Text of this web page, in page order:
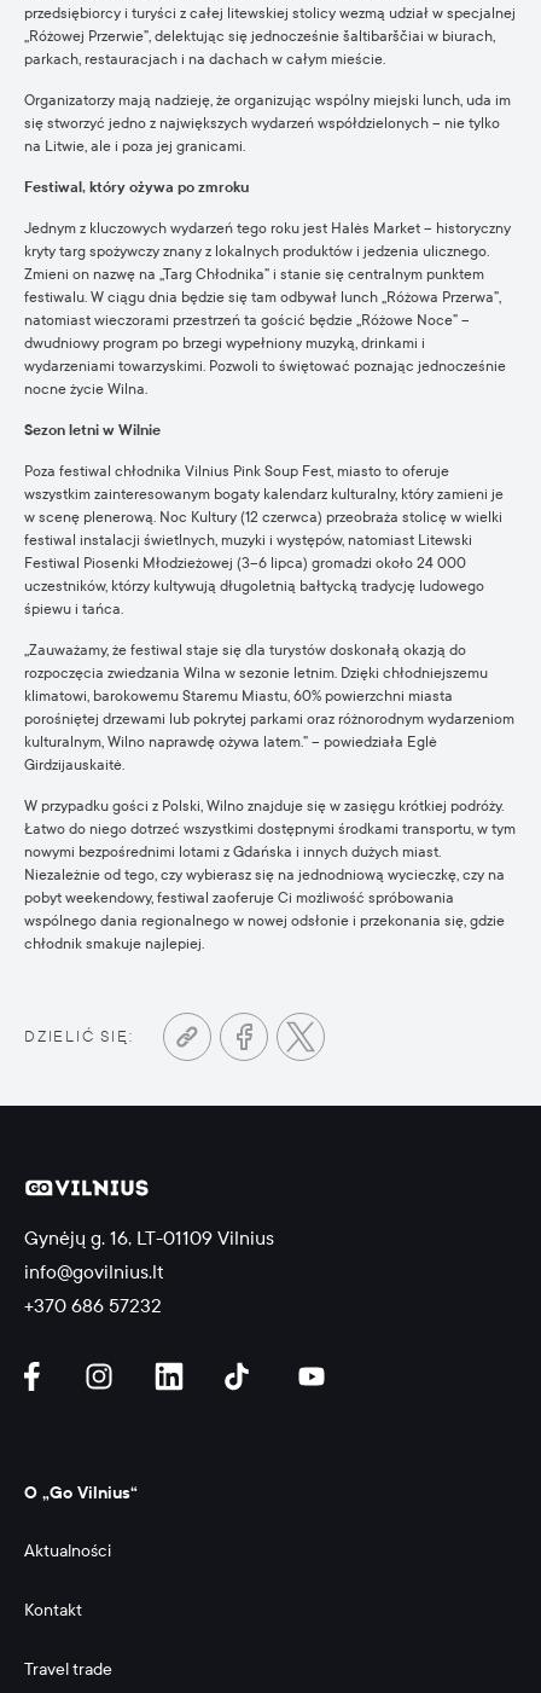
przedsiębiorcy i turyści z całej litewskiej stolicy wezmą udział w specjalnej
„Różowej Przerwie”, delektując się jednocześnie šaltibarščiai w biurach,
parkach, restauracjach i na dachach w całym mieście.
Organizatorzy mają nadzieję, że organizując wspólny miejski lunch, uda im
się stworzyć jedno z największych wydarzeń współdzielonych – nie tylko
na Litwie, ale i poza jej granicami.
Festiwal, który ożywa po zmroku
Jednym z kluczowych wydarzeń tego roku jest Halės Market – historyczny
kryty targ spożywczy znany z lokalnych produktów i jedzenia ulicznego.
Zmieni on nazwę na „Targ Chłodnika” i stanie się centralnym punktem
festiwalu. W ciągu dnia będzie się tam odbywał lunch „Różowa Przerwa”,
natomiast wieczorami przestrzeń ta gościć będzie „Różowe Noce” –
dwudniowy program po brzegi wypełniony muzyką, drinkami i
wydarzeniami towarzyskimi. Pozwoli to świętować poznając jednocześnie
nocne życie Wilna.
Sezon letni w Wilnie
Poza festiwal chłodnika Vilnius Pink Soup Fest, miasto to oferuje
wszystkim zainteresowanym bogaty kalendarz kulturalny, który zamieni je
w scenę plenerową. Noc Kultury (12 czerwca) przeobraża stolicę w wielki
festiwal instalacji świetlnych, muzyki i występów, natomiast Litewski
Festiwal Piosenki Młodzieżowej (3–6 lipca) gromadzi około 24 000
uczestników, którzy kultywują długoletnią bałtycką tradycję ludowego
śpiewu i tańca.
„Zauważamy, że festiwal staje się dla turystów doskonałą okazją do
rozpoczęcia zwiedzania Wilna w sezonie letnim. Dzięki chłodniejszemu
klimatowi, barokowemu Staremu Miastu, 60% powierzchni miasta
porośniętej drzewami lub pokrytej parkami oraz różnorodnym wydarzeniom
kulturalnym, Wilno naprawdę ożywa latem.” – powiedziała Eglė
Girdzijauskaitė.
W przypadku gości z Polski, Wilno znajduje się w zasięgu krótkiej podróży.
Łatwo do niego dotrzeć wszystkimi dostępnymi środkami transportu, w tym
nowymi bezpośrednimi lotami z Gdańska i innych dużych miast.
Niezależnie od tego, czy wybierasz się na jednodniową wycieczkę, czy na
pobyt weekendowy, festiwal zaoferuje Ci możliwość spróbowania
wspólnego dania regionalnego w nowej odsłonie i przekonania się, gdzie
chłodnik smakuje najlepiej.
DZIELIĆ SIĘ:
Gynėjų g. 16, LT-01109 Vilnius
info@govilnius.lt
+370 686 57232
O „Go Vilnius“
Aktualności
Kontakt
Travel trade